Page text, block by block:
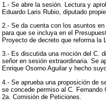
1.- Se abre la sesión. Lectura y
Eduardo Laris Rubio, diputado
2.- Se da cuenta con los asuntos
para que se incluya en el
Proyecto de decreto que reforma la
3.- Es discutida una moción del C.
señor en sesión extraordinaria. Se
Enrique Osorno Aguilar y hecho
4.- Se aprueba una proposición de
se concede permiso al C.
2a. Comisión de Peticiones.